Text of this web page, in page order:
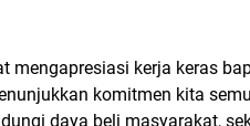
mengapresiasi kerja keras
komitmen kita
daya beli masyarakat,